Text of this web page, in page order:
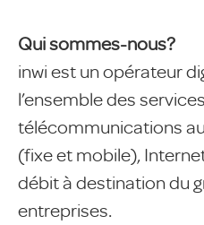
Qui sommes-nous?
inwi est un opérateur
l’ensemble des
télécommunications
(fixe et mobile),
débit à destination du
entreprises.